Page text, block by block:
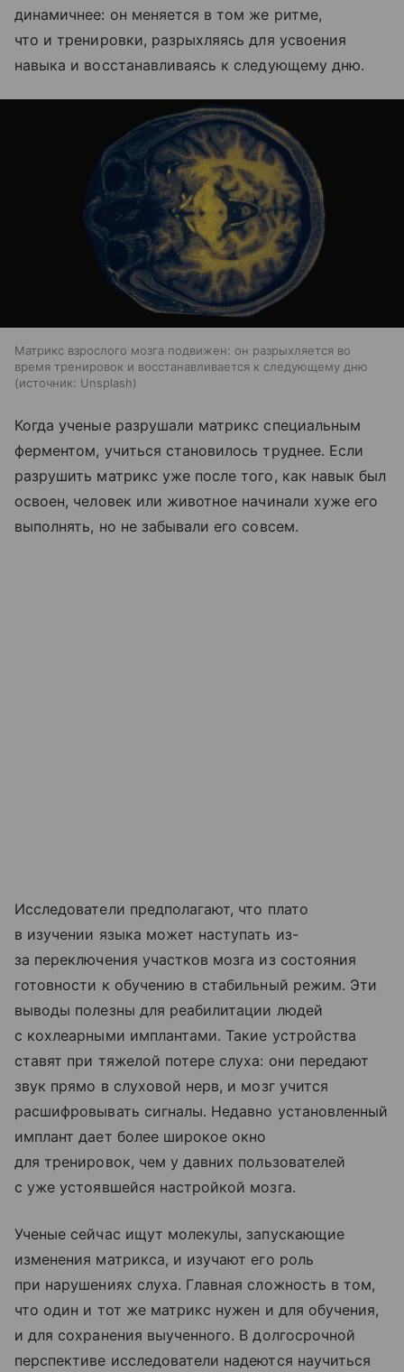
динамичнее: он меняется в том же ритме,
что и тренировки, разрыхляясь для усвоения
навыка и восстанавливаясь к следующему дню.
Матрикс взрослого мозга подвижен: он разрыхляется во
время тренировок и восстанавливается к следующему дню
источник: Unsplash
Когда ученые разрушали матрикс специальным
ферментом, учиться становилось труднее. Если
разрушить матрикс уже после того, как навык был
освоен, человек или животное начинали хуже его
выполнять, но не забывали его совсем.
Исследователи предполагают, что плато
в изучении языка может наступать из-
за переключения участков мозга из состояния
готовности к обучению в стабильный режим. Эти
выводы полезны для реабилитации людей
с кохлеарными имплантами. Такие устройства
ставят при тяжелой потере слуха: они передают
звук прямо в слуховой нерв, и мозг учится
расшифровывать сигналы. Недавно установленный
имплант дает более широкое окно
для тренировок, чем у давних пользователей
с уже устоявшейся настройкой мозга.
Ученые сейчас ищут молекулы, запускающие
изменения матрикса, и изучают его роль
при нарушениях слуха. Главная сложность в том,
что один и тот же матрикс нужен и для обучения,
и для сохранения выученного. В долгосрочной
перспективе исследователи надеются научиться